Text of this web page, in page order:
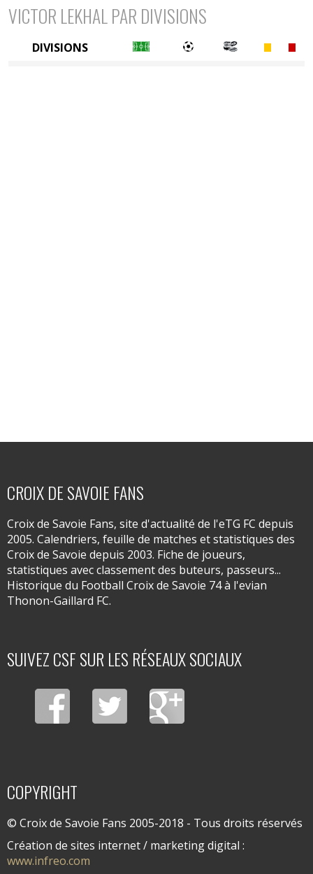
VICTOR LEKHAL PAR DIVISIONS
DIVISIONS
CROIX DE SAVOIE FANS
Croix de Savoie Fans, site d'actualité de l'eTG FC depuis
2005. Calendriers, feuille de matches et statistiques des
Croix de Savoie depuis 2003. Fiche de joueurs,
statistiques avec classement des buteurs, passeurs...
Historique du Football Croix de Savoie 74 à l'evian
Thonon-Gaillard FC.
SUIVEZ CSF SUR LES RÉSEAUX SOCIAUX
COPYRIGHT
© Croix de Savoie Fans 2005-2018 - Tous droits réservés
Création de sites internet / marketing digital :
www.infreo.com